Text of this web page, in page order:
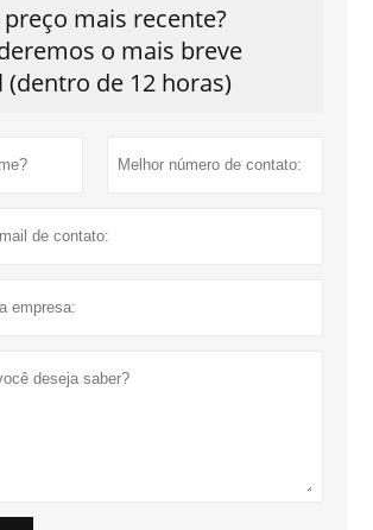
mais recente?
o mais breve
(dentro de 12 horas)